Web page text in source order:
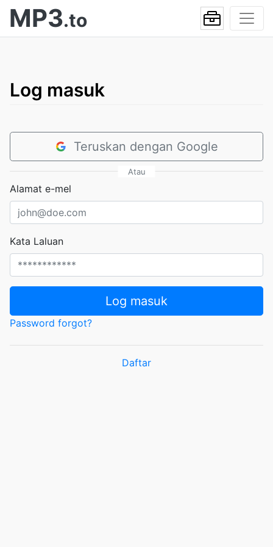
MP3.to
Log masuk
Teruskan dengan Google
Atau
Alamat e-mel
Kata Laluan
Log masuk
Password forgot?
Daftar